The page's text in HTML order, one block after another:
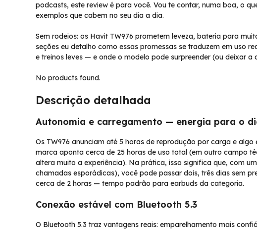
podcasts, este review é para você. Vou te contar, numa boa, o
exemplos que cabem no seu dia a dia.
Sem rodeios: os Havit TW976 prometem leveza, bateria para
seções eu detalho como essas promessas se traduzem em uso
e treinos leves — e onde o modelo pode surpreender (ou deixar a
No products found.
Descrição detalhada
Autonomia e carregamento — energia para o
Os TW976 anunciam até 5 horas de reprodução por carga e
marca aponta cerca de 25 horas de uso total (em outro campo
altera muito a experiência). Na prática, isso significa que, com
chamadas esporádicas), você pode passar dois, três dias sem
cerca de 2 horas — tempo padrão para earbuds da categoria.
Conexão estável com Bluetooth 5.3
O Bluetooth 5.3 traz vantagens reais: emparelhamento mais